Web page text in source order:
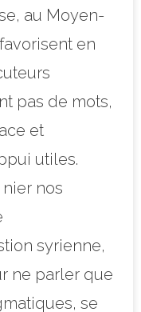
au Moyen-
en
pas de mots,
et
utiles.
nos
syrienne,
ne parler que
se